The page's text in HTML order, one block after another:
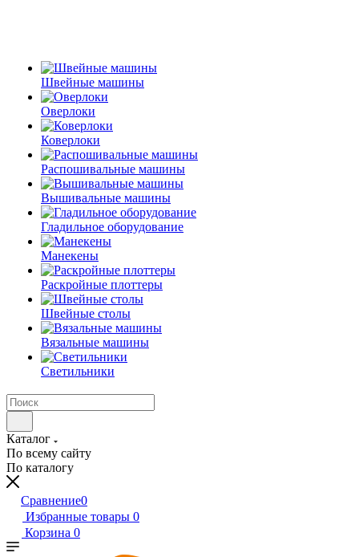
Швейные машины
Оверлоки
Коверлоки
Распошивальные машины
Вышивальные машины
Гладильное оборудование
Манекены
Раскройные плоттеры
Швейные столы
Вязальные машины
Светильники
Каталог
По всему сайту
По каталогу
Сравнение0
Избранные товары 0
Корзина 0